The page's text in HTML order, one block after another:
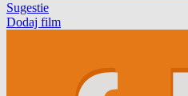
Sugestie
Dodaj film